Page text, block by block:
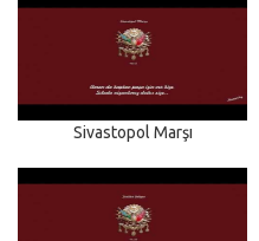
Sivastopol Marşı